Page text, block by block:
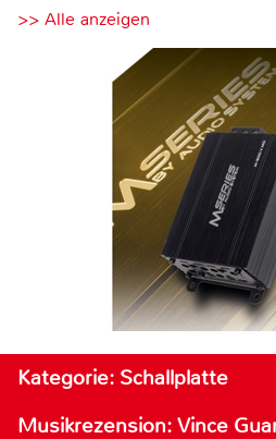
>> Alle anzeigen
Kategorie: Schallplatte
Musikrezension: Vince